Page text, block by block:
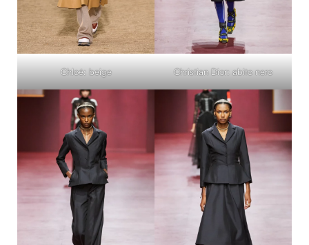
Chloé: beige Christian Dior: abito nero